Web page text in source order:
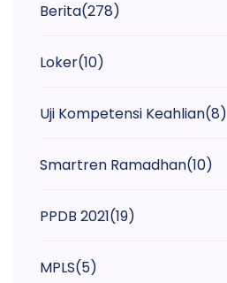
Berita(278)
Loker(10)
Uji Kompetensi Keahlian(8)
Smartren Ramadhan(10)
PPDB 2021(19)
MPLS(5)